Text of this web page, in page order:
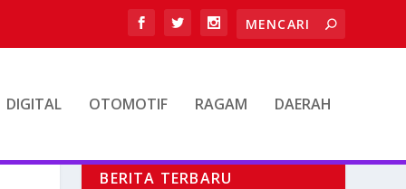
DIGITAL OTOMOTIF RAGAM DAERAH
BERITA TERBARU